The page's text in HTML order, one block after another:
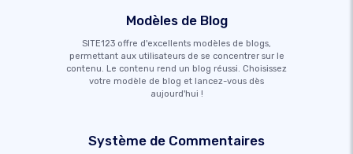
Modèles de Blog
SITE123 offre d'excellents modèles de blogs,
permettant aux utilisateurs de se concentrer sur le
contenu. Le contenu rend un blog réussi. Choisissez
votre modèle de blog et lancez-vous dès
aujourd'hui !
Système de Commentaires